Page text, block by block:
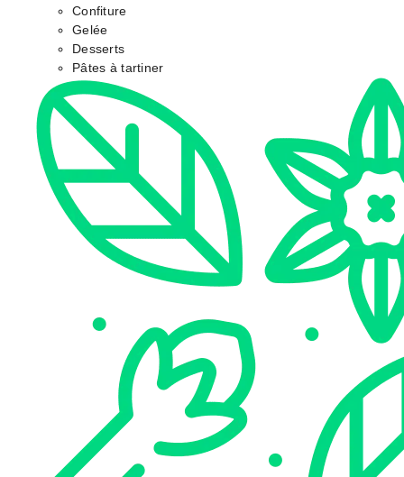
Confiture
Gelée
Desserts
Pâtes à tartiner